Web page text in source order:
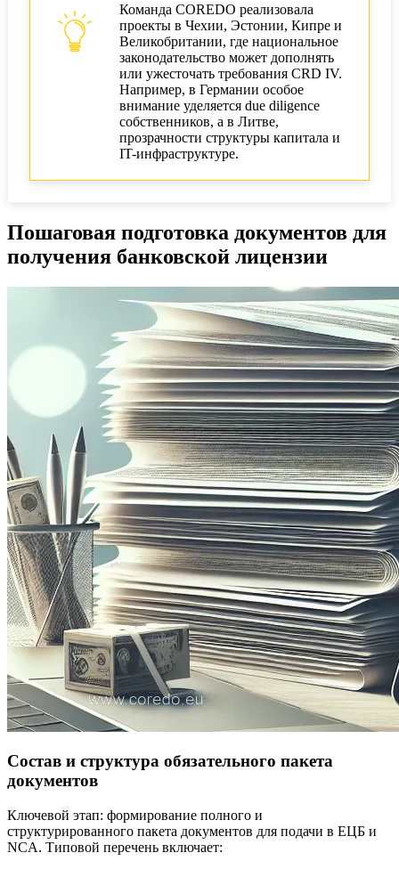
Команда COREDO реализовала
проекты в Чехии, Эстонии, Кипре и
Великобритании, где национальное
законодательство может дополнять
или ужесточать требования CRD IV.
Например, в Германии особое
внимание уделяется due diligence
собственников, а в Литве,
прозрачности структуры капитала и
IT-инфраструктуре.
Пошаговая подготовка документов для
получения банковской лицензии
Состав и структура обязательного пакета
документов
Ключевой этап: формирование полного и
структурированного пакета документов для подачи в ЕЦБ и
NCA. Типовой перечень включает: